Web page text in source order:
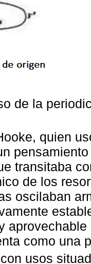
de la
quien
transitaba
de los
oscilaban
como una
usos